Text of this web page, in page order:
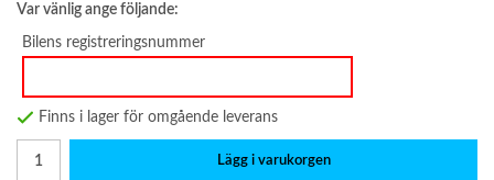
Var vänlig ange följande:
Bilens registreringsnummer
Finns i lager för omgående leverans
Lägg i varukorgen